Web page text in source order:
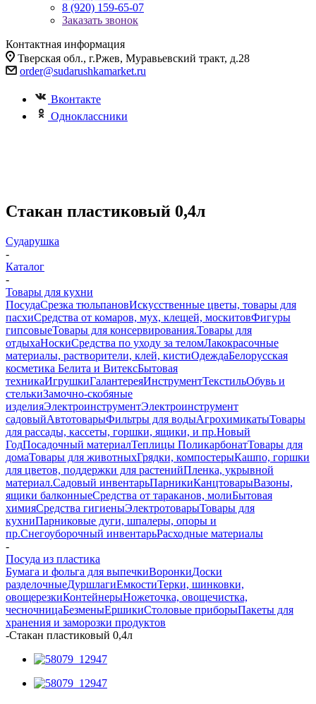
8 (920) 159-65-07
Заказать звонок
Контактная информация
Тверская обл., г.Ржев, Муравьевский тракт, д.28
order@sudarushkamarket.ru
Вконтакте
Одноклассники
Стакан пластиковый 0,4л
Сударушка
-
Каталог
-
Товары для кухни
ПосудаСрезка тюльпановИскусственные цветы, товары для
пасхиСредства от комаров, мух, клещей, москитовФигуры
гипсовыеТовары для консервирования.Товары для
отдыхаНоскиСредства по уходу за теломЛакокрасочные
материалы, растворители, клей, кистиОдеждаБелорусская
косметика Белита и ВитексБытовая
техникаИгрушкиГалантереяИнструментТекстильОбувь и
стелькиЗамочно-скобяные
изделияЭлектроинструментЭлектроинструмент
садовыйАвтотоварыФильтры для водыАгрохимикатыТовары
для рассады, кассеты, горшки, ящики, и пр.Новый
ГодПосадочный материалТеплицы ПоликарбонатТовары для
домаТовары для животныхГрядки, компостерыКашпо, горшки
для цветов, поддержки для растенийПленка, укрывной
материал.Садовый инвентарьПарникиКанцтоварыВазоны,
ящики балконныеСредства от тараканов, молиБытовая
химияСредства гигиеныЭлектротоварыТовары для
кухниПарниковые дуги, шпалеры, опоры и
пр.Снегоуборочный инвентарьРасходные материалы
-
Посуда из пластика
Бумага и фольга для выпечкиВоронкиДоски
разделочныеДуршлагиЕмкостиТерки, шинковки,
овощерезкиКонтейнерыНожеточка, овощечистка,
чесночницаБезменыЕршикиСтоловые приборыПакеты для
хранения и заморозки продуктов
-Стакан пластиковый 0,4л